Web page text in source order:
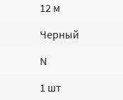
12 м
Черный
N
1 шт